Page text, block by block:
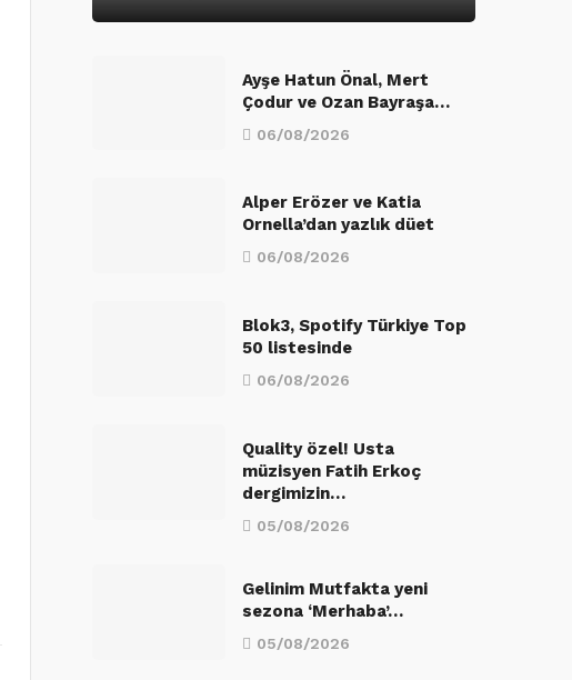
Ayşe Hatun Önal, Mert
Çodur ve Ozan Bayraşa…
06/08/2026
Alper Erözer ve Katia
Ornella’dan yazlık düet
06/08/2026
Blok3, Spotify Türkiye Top
50 listesinde
06/08/2026
Quality özel! Usta
müzisyen Fatih Erkoç
dergimizin…
05/08/2026
Gelinim Mutfakta yeni
sezona ‘Merhaba’…
05/08/2026